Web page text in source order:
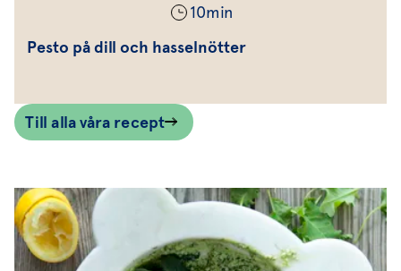
10min
Pesto på dill och hasselnötter
Till alla våra recept